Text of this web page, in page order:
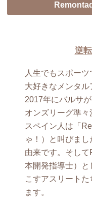
Remontada
逆
人生でもスポー
大好きなメンタル
2017年にバルサ
オンズリーグ準
スペイン人は「
ゃ！）と叫びま
由来です。そし
本開発指導士）
こすアスリート
ます。